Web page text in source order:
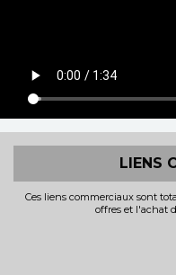
LIENS
Ces liens commerciaux sont
offres et l'achat